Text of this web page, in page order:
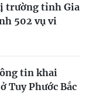
trường tỉnh Gia
502 vụ vi
tin khai
Tuy Phước Bắc